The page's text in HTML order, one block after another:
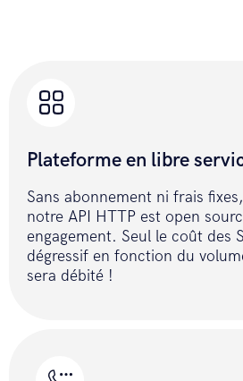
sb.Append("&numero=" +
emetteur);
15")));
sb.Append("&stop=" + optionStop);
Plateforme en libre
Sans abonnement ni frais
notre API HTTP est open
engagement. Seul le coût des
dégressif en fonction du
sera débité !